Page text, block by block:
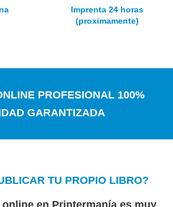
Imprenta 24 horas
(proximamente)
PROFESIONAL 100%
GARANTIZADA
TU PROPIO LIBRO?
en Printermanía es muy